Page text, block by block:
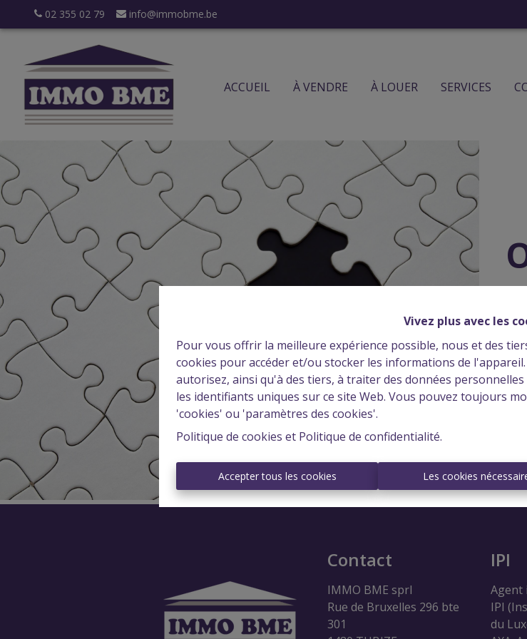
Vivez plus avec les
Pour vous offrir la meilleure expérience possible, nous et des
cookies pour accéder et/ou stocker les informations de
autorisez, ainsi qu'à des tiers, à traiter des données
les identifiants uniques sur ce site Web. Vous pouvez toujours
'cookies' ou 'paramètres des cookies'.
Politique de cookies et Politique de confidentialité.
Accepter tous les cookies Les cookies
02 355 02 79 info@immobme.be
ACCUEIL À VENDRE À LOUER SERVICES
Contact
IMMO BME sprl
Rue de Bruxelles 296 bte
301
IPI
Agent
IPI
du